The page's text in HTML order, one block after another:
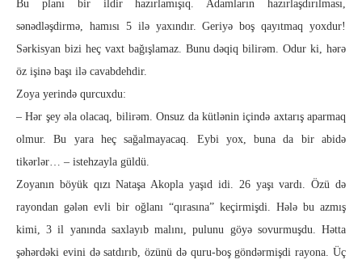
Bu planı bir ildir hazırlamışıq. Adam­ların hazır­laşdırılması,
sənədləşdirmə, hamısı 5 ilə yaxındır. Ge­­riyə boş qa­yıt­maq yoxdur!
Sərkisyan bizi heç vaxt bağışla­maz. Bunu dəqiq bilirəm. Odur ki, hərə
öz işinə başı ilə cavab­deh­dir.
Zoya yerində qurcuxdu:
– Hər şey əla olacaq, bilirəm. Onsuz da kütlənin içində axta­rış aparmaq
olmur. Bu yara heç sağalmayacaq. Eybi yox, buna da bir abidə
tikərlər… – istehzayla güldü.
Zoyanın böyük qızı Nataşa Akopla yaşıd idi. 26 yaşı vardı. Özü də
rayondan gələn evli bir oğlanı “qırasına” keçirmişdi. Hələ bu azmış
kimi, 3 il yanında saxlayıb malını, pulunu göyə so­vur­muşdu. Hətta
şəhərdəki evini də satdırıb, özünü də quru-boş göndərmişdi rayona. Üç